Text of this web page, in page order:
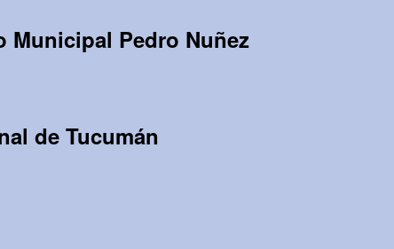
Municipal Pedro Nuñez
de Tucumán